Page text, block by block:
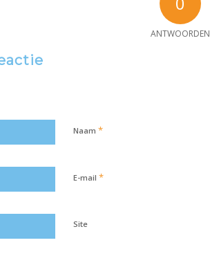
ANTWOORDEN
Naam *
E-mail *
Site